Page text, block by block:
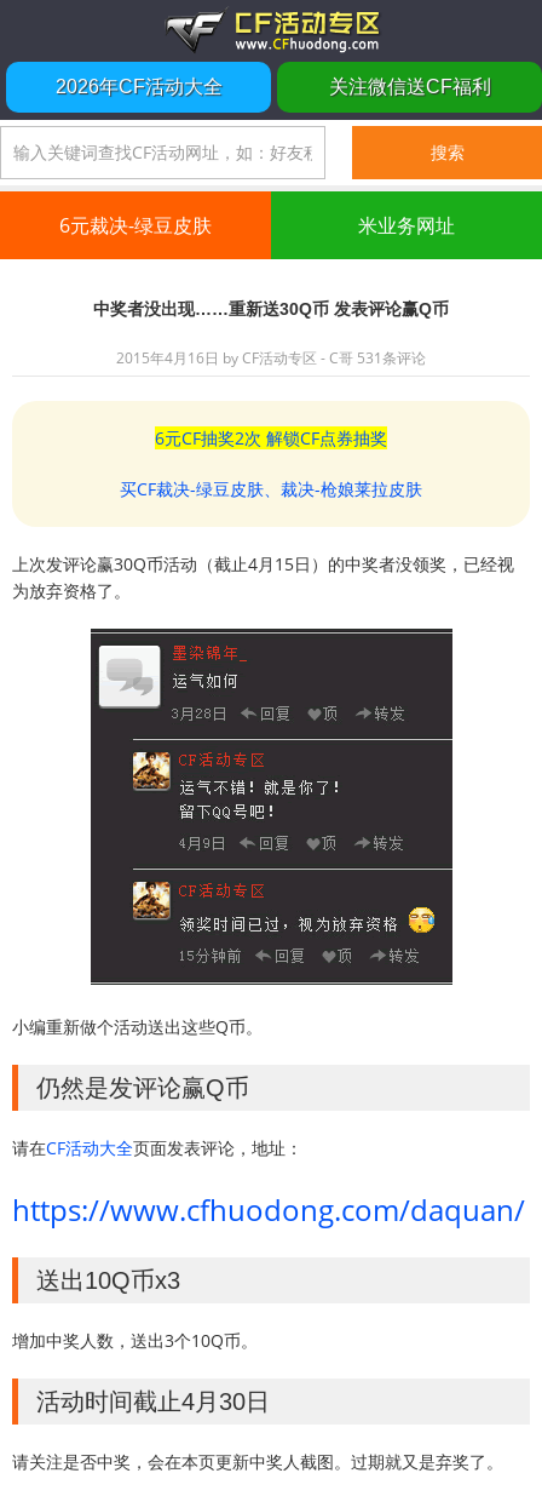
2026年CF活动大全 关注微信送CF福利
6元裁决-绿豆皮肤 米业务网址
中奖者没出现……重新送30Q币 发表评论赢Q币
2015年4月16日 byCF活动专区 - C哥 531条评论
6元CF抽奖2次 解锁CF点券抽奖
买CF裁决-绿豆皮肤、裁决-枪娘莱拉皮肤
上次发评论赢30Q币活动（截止4月15日）的中奖者没领奖，已经视
为放弃资格了。
小编重新做个活动送出这些Q币。
仍然是发评论赢Q币
请在CF活动大全页面发表评论，地址：
https://www.cfhuodong.com/daquan/
送出10Q币x3
增加中奖人数，送出3个10Q币。
活动时间截止4月30日
请关注是否中奖，会在本页更新中奖人截图。过期就又是弃奖了。